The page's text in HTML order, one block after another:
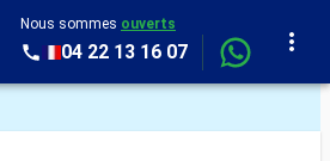
Nous sommes ouverts
04 22 13 16 07